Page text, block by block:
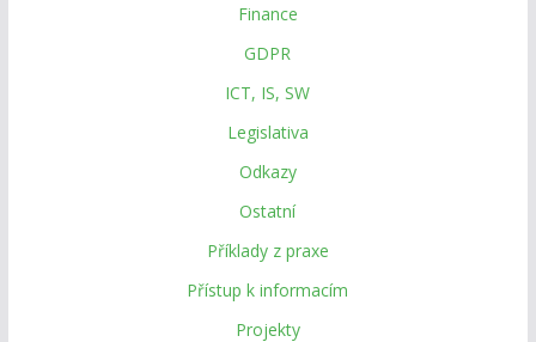
Finance
GDPR
ICT, IS, SW
Legislativa
Odkazy
Ostatní
Příklady z praxe
Přístup k informacím
Projekty